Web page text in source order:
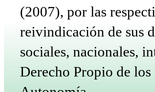
(2007), por las
reivindicación de sus
sociales, nacionales,
Derecho Propio de